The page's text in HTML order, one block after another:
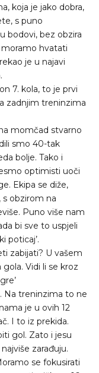
koja je jako dobra,
s puno
bodovi, bez obzira
hvatati
je u najavi
7. kola, to je prvi
zadnjim treninzima
momčad stvarno
smo 40-tak
bolje. Tako i
optimisti uoči
Ekipa se diže,
s obzirom na
Puno više nam
bi sve to uspjeli
poticaj’.
zabijati? U vašem
Vidi li se kroz
Na treninzima to ne
je u ovih 12
I to iz prekida.
gol. Zato i jesu
zarađuju.
se fokusirati